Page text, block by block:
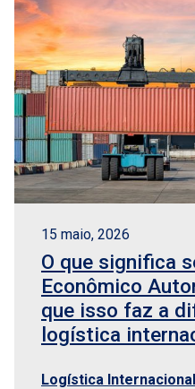
15 maio, 2026
O que significa
Econômico
que isso faz a
logística
Logística Internacional